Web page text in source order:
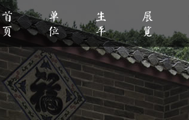
首页 单位
新闻资讯 公告公示 大事记 领导视
生平
伟人生平 著作选读 伟人风采 影视纪
展览
基本陈列 临时展览
文物赏析
基地资源 志愿